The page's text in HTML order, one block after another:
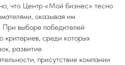
что Центр «Мой бизнес» тесно
оказывая им
выборе победителей
критериев, среди которых
развитие
присутствие компании